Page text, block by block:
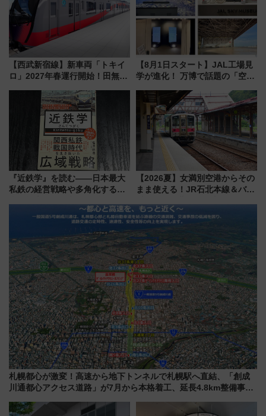
【西武新宿線】新車両「トキイ
ロ」2027年春運行開始！田無・
「第2弾」も
【8月1日スタート】JAL工場見
学が進化！ 万博で話題の「空飛
限定の歴代制服仮想試着体験も
レポート
『近鉄学』を読む――日本最大
私鉄の経営戦略や多角化する事
【2026夏】女満別空港からその
まま使える！JR石北本線＆バス
ーパス」でおトクに道東観光
（8/3発売）
札幌都心が激変！高速から地下トンネルで札幌駅へ直結、「創成
川通都心アクセス道路」が7月から本格着工、延長4.8km整備事業